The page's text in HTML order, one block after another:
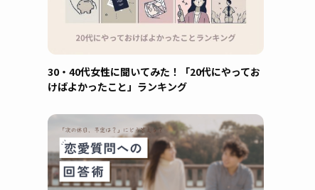
30・40代女性に聞いてみた！「20代にやってお
けばよかったこと」ランキング